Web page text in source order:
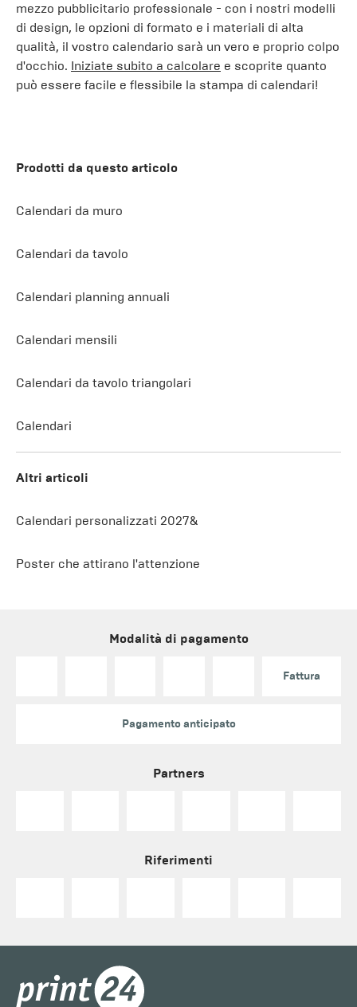
mezzo pubblicitario professionale - con i nostri modelli
di design, le opzioni di formato e i materiali di alta
qualità, il vostro calendario sarà un vero e proprio colpo
d'occhio. Iniziate subito a calcolare e scoprite quanto
può essere facile e flessibile la stampa di calendari!
Prodotti da questo articolo
Calendari da muro
Calendari da tavolo
Calendari planning annuali
Calendari mensili
Calendari da tavolo triangolari
Calendari
Altri articoli
Calendari personalizzati 2027&
Poster che attirano l'attenzione
Modalità di pagamento
Fattura
Pagamento anticipato
Partners
Riferimenti